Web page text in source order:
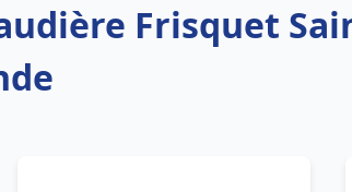
Frisquet